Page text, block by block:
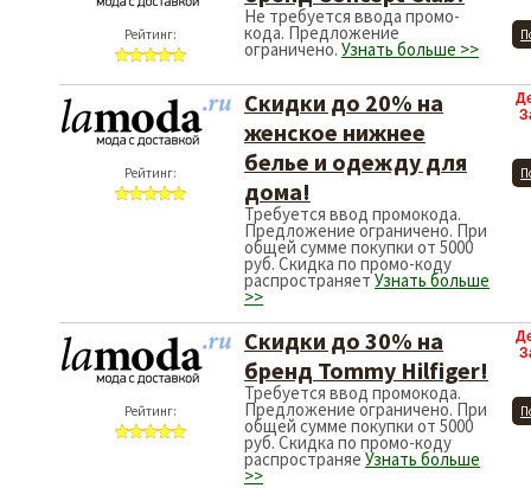
Рейтинг:
Не требуется ввода промо-
кода. Предложение
ограничено. Узнать больше >>
Рейтинг:
Скидки до 20% на
женское нижнее
белье и одежду для
дома!
Требуется ввод промокода.
Предложение ограничено. При
общей сумме покупки от 5000
руб. Скидка по промо-коду
распространяетУзнать больше
>>
Рейтинг:
Скидки до 30% на
бренд Tommy Hilfiger!
Требуется ввод промокода.
Предложение ограничено. При
общей сумме покупки от 5000
руб. Скидка по промо-коду
распространяе Узнать больше
>>